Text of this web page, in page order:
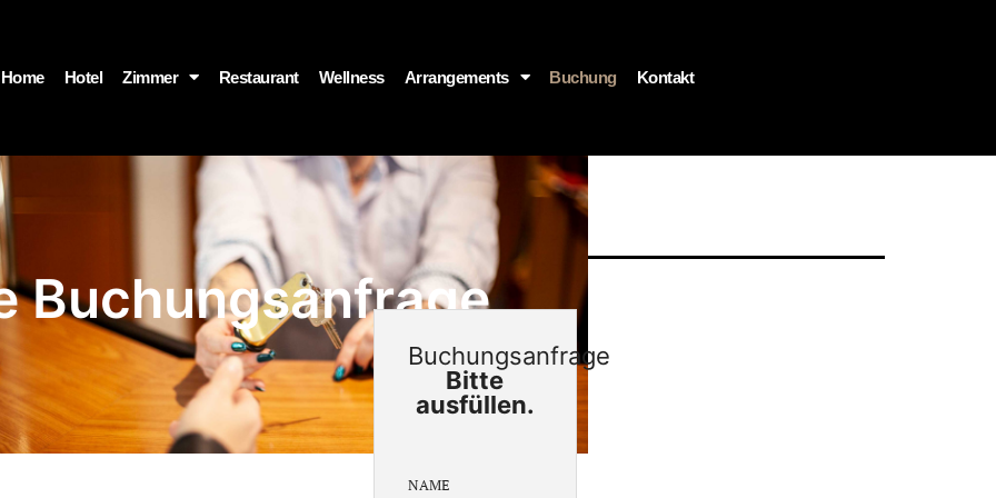
Home Hotel Zimmer Restaurant Wellness Arrangements Buchung Kontakt
Buchungsanfrage
Buchungsanfrage
Bitte
ausfüllen.
NAME